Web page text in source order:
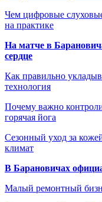
Чем цифровые
на практике
На матче в
сердце
Как правильно
технология
Почему важно
горячая йога
Сезонный уход за
климат
В Барановичах
Малый ремонтный